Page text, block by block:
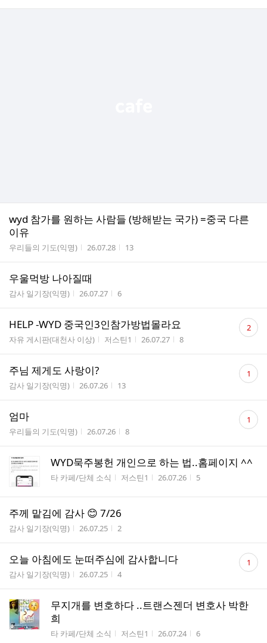
wyd 참가를 원하는 사람들 (방해받는 국가) =중국 다른
이유
게시판명
우리들의 기도(익명) 작성시간
26.07.28 조회수
13
우울먹방 나아질때
게시판명
감사 일기장(익명) 작성시간
26.07.27 조회수
6
HELP -WYD 중국인3인참가방법몰라요
게시판명
자유 게시판(대천사 이상) 작성자
저스틴1 작성시간
26.07.27 조회수
8
댓
글 2
주님 제게도 사랑이?
게시판명
감사 일기장(익명) 작성시간
26.07.26 조회수
13
댓
글 1
엄마
게시판명
우리들의 기도(익명) 작성시간
26.07.26 조회수
8
댓
글 1
WYD묵주봉헌 개인으로 하는 법..홈페이지 ^^
게시판명
타 카페/단체 소식 작성자
저스틴1 작성시간
26.07.26 조회수
5
주께 맡김에 감사 😊 7/26
게시판명
감사 일기장(익명) 작성시간
26.07.25 조회수
2
오늘 아침에도 눈떠주심에 감사합니다
게시판명
감사 일기장(익명) 작성시간
26.07.25 조회수
4
댓
글 1
무지개를 변호하다 ..트랜스젠더 변호사 박한
희
게시판명
타 카페/단체 소식 작성자
저스틴1 작성시간
26.07.24 조회수
6